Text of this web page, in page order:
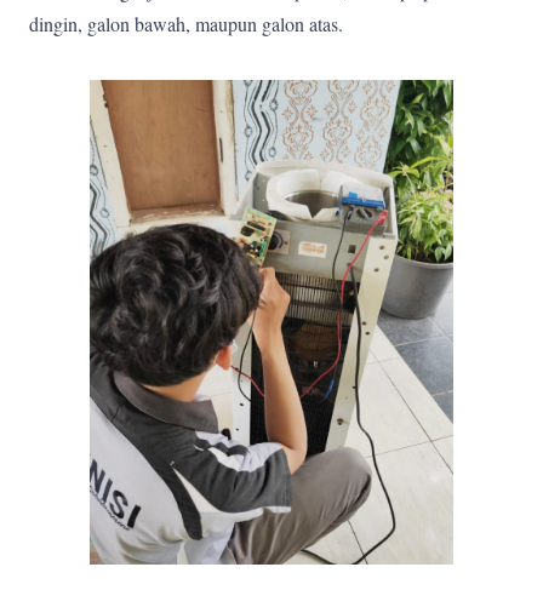
dingin, galon bawah, maupun galon atas.